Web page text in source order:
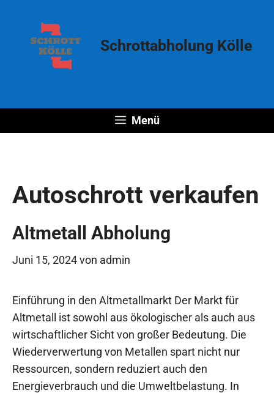
springen
Schrottabholung Kölle
Menü
Autoschrott verkaufen
Altmetall Abholung
Juni 15, 2024von admin
Einführung in den Altmetallmarkt Der Markt für
Altmetall ist sowohl aus ökologischer als auch aus
wirtschaftlicher Sicht von großer Bedeutung. Die
Wiederverwertung von Metallen spart nicht nur
Ressourcen, sondern reduziert auch den
Energieverbrauch und die Umweltbelastung. In